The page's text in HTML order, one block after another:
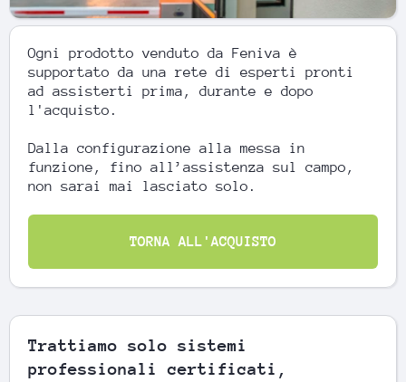
Ogni prodotto venduto da Feniva è
supportato da una rete di esperti pronti
ad assisterti prima, durante e dopo
l'acquisto.
Dalla configurazione alla messa in
funzione, fino all’assistenza sul campo,
non sarai mai lasciato solo.
TORNA ALL'ACQUISTO
Trattiamo solo sistemi
professionali certificati,